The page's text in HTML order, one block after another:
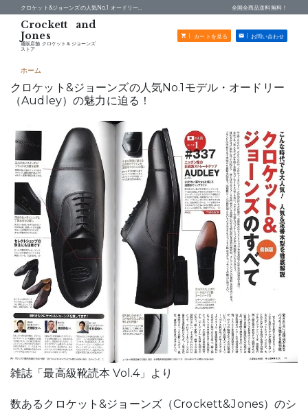
通販店舗 クロケット＆ジョーンズ
ストア
カートを見る お問い合わせ
通販店舗 クロケット＆ジョーンズストア
全国全商品送料無料！
ホーム
クロケット&ジョーンズの人気No.1モデル・オードリー
（Audley）の魅力に迫る！
雑誌「最高級靴読本 Vol.4」より
数あるクロケット&ジョーンズ（Crockett&Jones）のシ